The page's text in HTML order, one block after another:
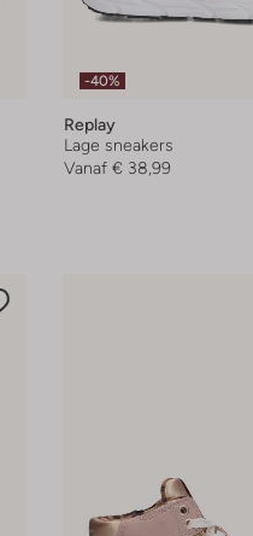
-40%
Replay
Lage sneakers
Vanaf € 38,99